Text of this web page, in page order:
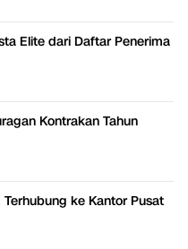
Elite dari Daftar Penerima
Kontrakan Tahun
Terhubung ke Kantor Pusat